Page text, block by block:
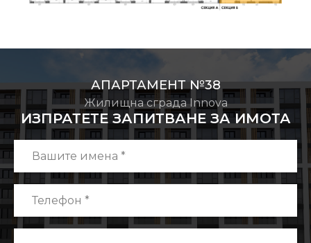
АПАРТАМЕНТ №38
Жилищна сграда Innova
ИЗПРАТЕТЕ ЗАПИТВАНЕ ЗА ИМОТА